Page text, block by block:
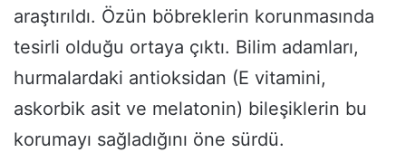
araştırıldı. Özün böbreklerin korunmasında
tesirli olduğu ortaya çıktı. Bilim adamları,
hurmalardaki antioksidan (E vitamini,
askorbik asit ve melatonin) bileşiklerin bu
korumayı sağladığını öne sürdü.